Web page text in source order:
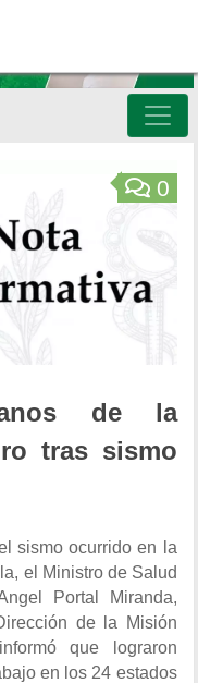
0
de la
tras sismo
sismo ocurrido en la
el Ministro de Salud
Portal Miranda,
de la Misión
que lograron
en los 24 estados